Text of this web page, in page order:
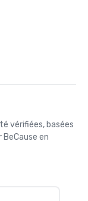
vérifiées, basées
en